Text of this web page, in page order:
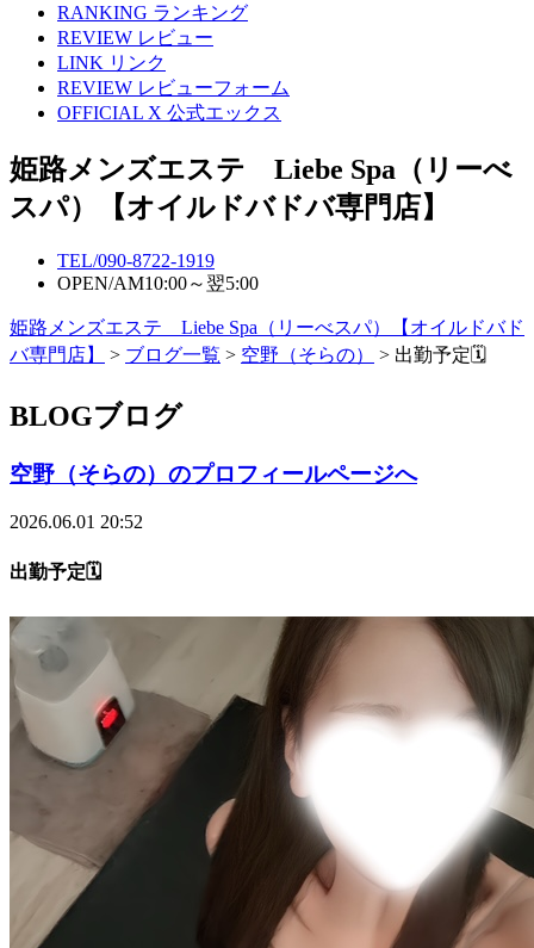
RANKING ランキング
REVIEW レビュー
LINK リンク
REVIEW レビューフォーム
OFFICIAL X 公式エックス
姫路メンズエステ Liebe Spa（リーべ
スパ）【オイルドバドバ専門店】
TEL/090-8722-1919
OPEN/AM10:00～翌5:00
姫路メンズエステ Liebe Spa（リーべスパ）【オイルドバド
バ専門店】
> ブログ一覧 > 空野（そらの） > 出勤予定🗓
BLOGブログ
空野（そらの）のプロフィールページへ
2026.06.01 20:52
出勤予定🗓